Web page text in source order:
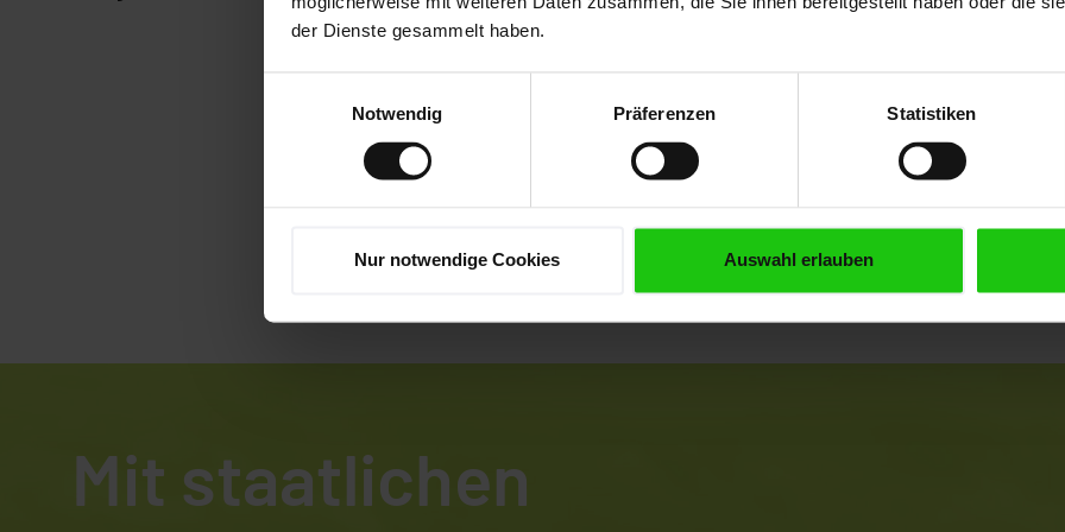
der Dienste gesammelt haben.
Notwendig
Präferenzen Statistiken
Nur notwendige Cookies Auswahl erlauben
präzisere
höhere
Schnittleistung
regelt das
Mit staatlichen